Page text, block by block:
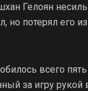
Гелоян
но потерял его
всего
за игру